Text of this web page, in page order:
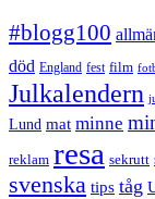
#blogg100
död England fest film
Julkalendern
Lund mat minne
reklam resa sekrutt
svenska tips tåg